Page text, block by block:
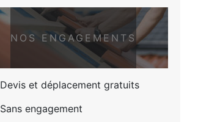
NOS ENGAGEMENTS
Devis et déplacement gratuits
Sans engagement